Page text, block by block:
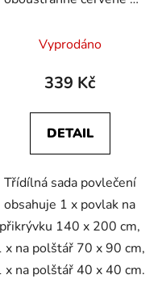
pampeliškami
140X200+70X90+40X40
Vyprodáno
339 Kč
DETAIL
Třídílná sada povlečení
obsahuje 1 x povlak na
přikrývku 140 x 200 cm,
x na polštář 70 x 90 cm,
x na polštář 40 x 40 cm.